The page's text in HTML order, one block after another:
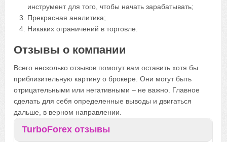
инструмент для того, чтобы начать зарабатывать;
Прекрасная аналитика;
Никаких ограничений в торговле.
Отзывы о компании
Всего несколько отзывов помогут вам оставить хотя бы
приблизительную картину о брокере. Они могут быть
отрицательными или негативными – не важно. Главное
сделать для себя определенные выводы и двигаться
дальше, в верном направлении.
TurboForex отзывы